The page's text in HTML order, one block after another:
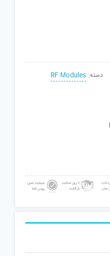
دسته: RF Modules